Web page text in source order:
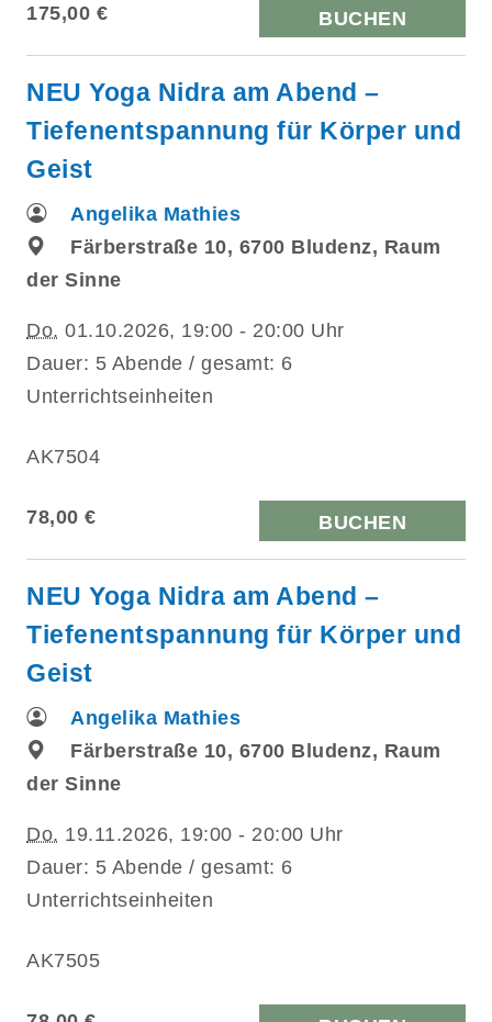
175,00 € BUCHEN
NEU Yoga Nidra am Abend –
Tiefenentspannung für Körper und
Geist
Angelika Mathies
Färberstraße 10, 6700 Bludenz, Raum
der Sinne
Do. 01.10.2026, 19:00 - 20:00 Uhr
Dauer: 5 Abende / gesamt: 6
Unterrichtseinheiten
AK7504
78,00 € BUCHEN
NEU Yoga Nidra am Abend –
Tiefenentspannung für Körper und
Geist
Angelika Mathies
Färberstraße 10, 6700 Bludenz, Raum
der Sinne
Do. 19.11.2026, 19:00 - 20:00 Uhr
Dauer: 5 Abende / gesamt: 6
Unterrichtseinheiten
AK7505